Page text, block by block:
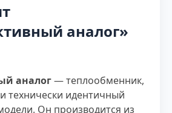
аналог»
аналог— теплообменник,
технически идентичный
Он производится из